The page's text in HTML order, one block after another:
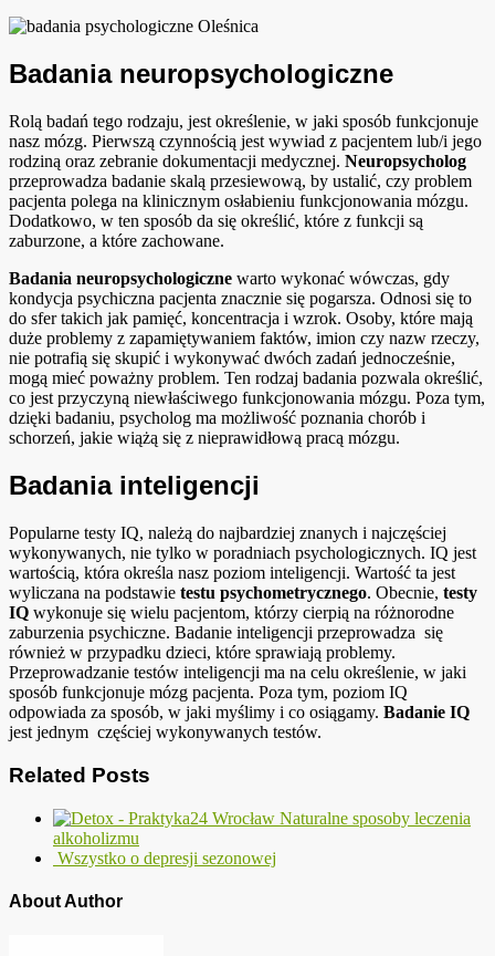
Badania neuropsychologiczne
Rolą badań tego rodzaju, jest określenie, w jaki sposób funkcjonuje
nasz mózg. Pierwszą czynnością jest wywiad z pacjentem lub/i jego
rodziną oraz zebranie dokumentacji medycznej. Neuropsycholog
przeprowadza badanie skalą przesiewową, by ustalić, czy problem
pacjenta polega na klinicznym osłabieniu funkcjonowania mózgu.
Dodatkowo, w ten sposób da się określić, które z funkcji są
zaburzone, a które zachowane.
Badania neuropsychologiczne warto wykonać wówczas, gdy
kondycja psychiczna pacjenta znacznie się pogarsza. Odnosi się to
do sfer takich jak pamięć, koncentracja i wzrok. Osoby, które mają
duże problemy z zapamiętywaniem faktów, imion czy nazw rzeczy,
nie potrafią się skupić i wykonywać dwóch zadań jednocześnie,
mogą mieć poważny problem. Ten rodzaj badania pozwala określić,
co jest przyczyną niewłaściwego funkcjonowania mózgu. Poza tym,
dzięki badaniu, psycholog ma możliwość poznania chorób i
schorzeń, jakie wiążą się z nieprawidłową pracą mózgu.
Badania inteligencji
Popularne testy IQ, należą do najbardziej znanych i najczęściej
wykonywanych, nie tylko w poradniach psychologicznych. IQ jest
wartością, która określa nasz poziom inteligencji. Wartość ta jest
wyliczana na podstawie testu psychometrycznego. Obecnie, testy
IQ wykonuje się wielu pacjentom, którzy cierpią na różnorodne
zaburzenia psychiczne. Badanie inteligencji przeprowadza się
również w przypadku dzieci, które sprawiają problemy.
Przeprowadzanie testów inteligencji ma na celu określenie, w jaki
sposób funkcjonuje mózg pacjenta. Poza tym, poziom IQ
odpowiada za sposób, w jaki myślimy i co osiągamy. Badanie IQ
jest jednym częściej wykonywanych testów.
Related Posts
Naturalne sposoby leczenia
alkoholizmu
Wszystko o depresji sezonowej
About Author